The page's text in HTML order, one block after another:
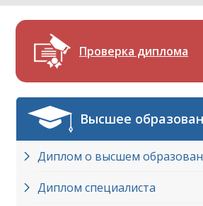
Проверка диплома
Высшее
Диплом о высшем
Диплом специалиста